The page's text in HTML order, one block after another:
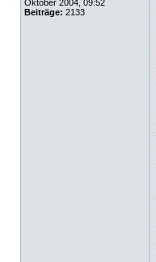
Oktober 2004, 09:52
Beiträge: 2133